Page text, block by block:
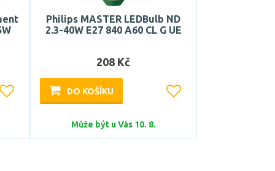
Philips MASTER LEDBulb ND
2.3-40W E27 840 A60 CL G UE
208 Kč
DO KOŠÍKU
Může být u Vás 10. 8.